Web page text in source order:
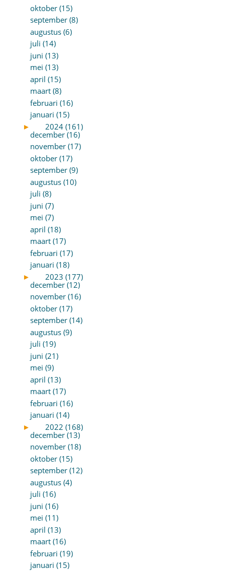
oktober (15)
september (8)
augustus (6)
juli (14)
juni (13)
mei (13)
april (15)
maart (8)
februari (16)
januari (15)
►
2024 (161)
december (16)
november (17)
oktober (17)
september (9)
augustus (10)
juli (8)
juni (7)
mei (7)
april (18)
maart (17)
februari (17)
januari (18)
►
2023 (177)
december (12)
november (16)
oktober (17)
september (14)
augustus (9)
juli (19)
juni (21)
mei (9)
april (13)
maart (17)
februari (16)
januari (14)
►
2022 (168)
december (13)
november (18)
oktober (15)
september (12)
augustus (4)
juli (16)
juni (16)
mei (11)
april (13)
maart (16)
februari (19)
januari (15)